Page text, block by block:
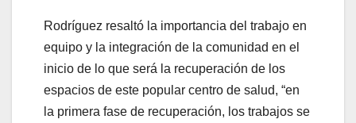
Rodríguez resaltó la importancia del trabajo en
equipo y la integración de la comunidad en el
inicio de lo que será la recuperación de los
espacios de este popular centro de salud, “en
la primera fase de recuperación, los trabajos se